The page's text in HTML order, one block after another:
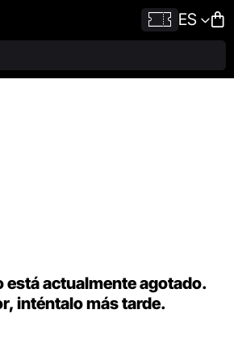
ES
está actualmente agotado.
inténtalo más tarde.